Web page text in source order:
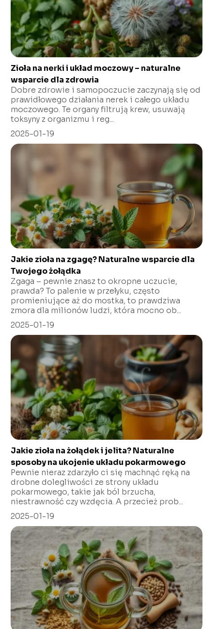
Zioła na nerki i układ moczowy – naturalne
wsparcie dla zdrowia
Dobre zdrowie i samopoczucie zaczynają się od
prawidłowego działania nerek i całego układu
moczowego. Te organy filtrują krew, usuwają
toksyny z organizmu i reg...
2025-01-19
Jakie zioła na zgagę? Naturalne wsparcie dla
Twojego żołądka
Zgaga – pewnie znasz to okropne uczucie,
prawda? To palenie w przełyku, często
promieniujące aż do mostka, to prawdziwa
zmora dla milionów ludzi, która mocno ob...
2025-01-19
Jakie zioła na żołądek i jelita? Naturalne
sposoby na ukojenie układu pokarmowego
Pewnie nieraz zdarzyło ci się machnąć ręką na
drobne dolegliwości ze strony układu
pokarmowego, takie jak ból brzucha,
niestrawność czy wzdęcia. A przecież prob...
2025-01-19